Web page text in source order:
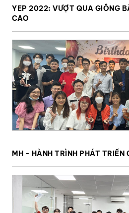
YEP 2022: VƯỢT QUA GIÔNG
CAO
MH - HÀNH TRÌNH PHÁT TRIỂN